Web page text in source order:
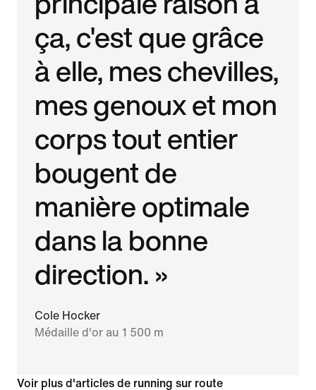
ça, c'est que grâce
à elle, mes chevilles,
mes genoux et mon
corps tout entier
bougent de
manière optimale
dans la bonne
direction. »
Cole Hocker
Médaille d'or au 1 500 m
Voir plus d'articles de running sur route